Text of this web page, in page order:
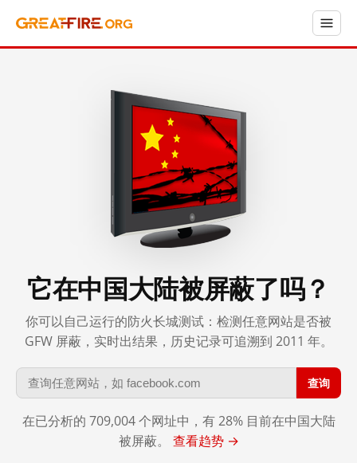
它在中国大陆被屏蔽了吗？
你可以自己运行的防火长城测试：检测任意网站是否被
GFW 屏蔽，实时出结果，历史记录可追溯到 2011 年。
查询
在已分析的 709,004 个网址中，有 28% 目前在中国大陆
被屏蔽。 查看趋势 →